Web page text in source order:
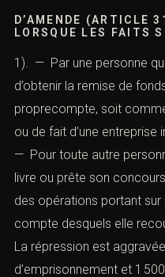
encourt une
d’emprisonnement et de
( article 314-1 du Code
LES PEINES SONT
DÉTENTION ET 750
D’AMENDE (ARTICLE
LORSQUE LES FAITS
1). — Par une personne
d’obtenir la remise de
proprecompte, soit
droit ou de fait d’une
commerciale2). — Pour